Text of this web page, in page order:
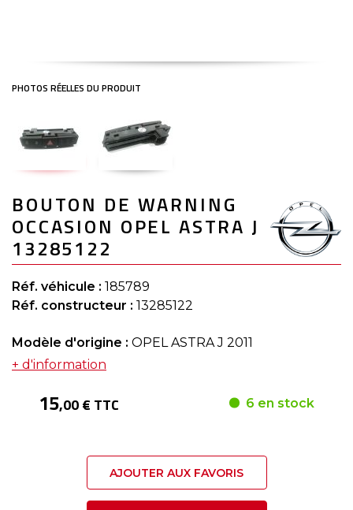
to
the
beginning
of
the
images
gallery
BOUTON DE WARNING
OCCASION OPEL ASTRA J
13285122
Réf. véhicule : 185789
Réf. constructeur : 13285122
Modèle d'origine : OPEL ASTRA J 2011
+ d'information
15,00 € TTC 6 en stock
AJOUTER AUX FAVORIS